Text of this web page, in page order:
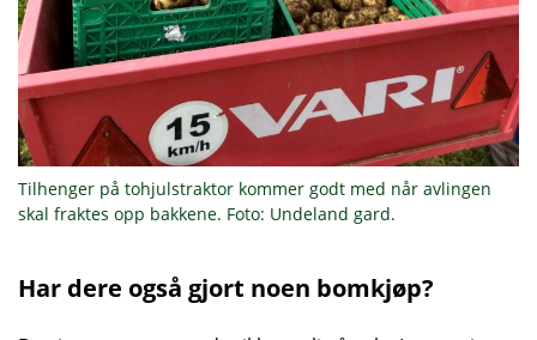
Tilhenger på tohjulstraktor kommer godt med når avlingen
skal fraktes opp bakkene. Foto: Undeland gard.
Har dere også gjort noen bomkjøp?